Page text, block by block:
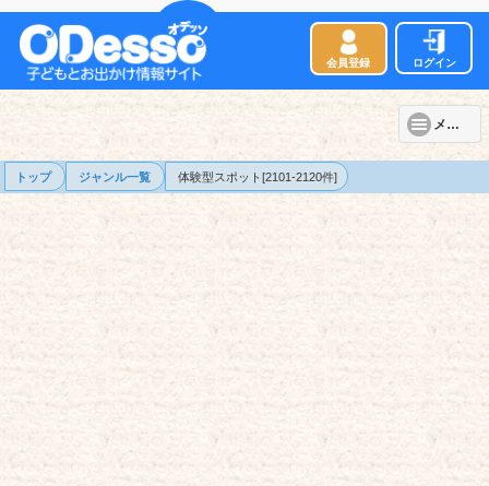
会員登録 ログイン
メニュー
トップ ジャンル一覧 体験型スポット[2101-2120件]